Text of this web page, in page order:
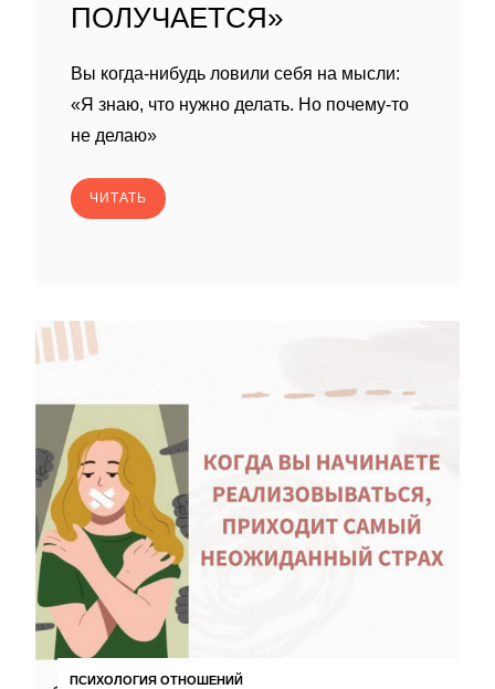
ПОЛУЧАЕТСЯ»
Вы когда-нибудь ловили себя на мысли:
«Я знаю, что нужно делать. Но почему-то
не делаю»
ЧИТАТЬ
ПСИХОЛОГИЯ ОТНОШЕНИЙ